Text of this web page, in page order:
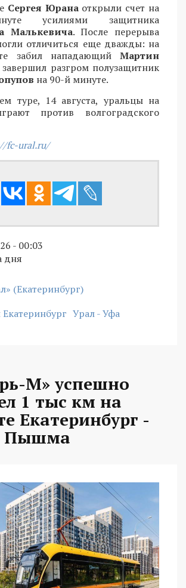
Сергея Юрана открыли счет на
усилиями защитника
Малькевича. После перерыва
отличиться еще дважды: на
забил нападающий Мартин
разгром полузащитник
на 90-й минуте.
туре, 14 августа, уральцы на
против волгоградского
fc-ural.ru/
- 00:03
дня
(Екатеринбург)
Урал - Уфа
М» успешно
1 тыс км на
Екатеринбург -
Пышма